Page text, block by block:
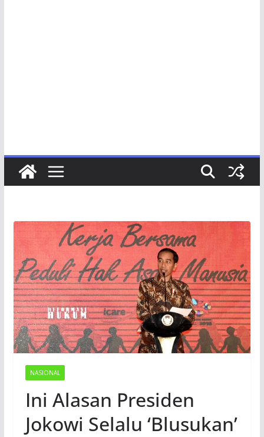
NASIONAL
Ini Alasan Presiden
Jokowi Selalu ‘Blusukan’